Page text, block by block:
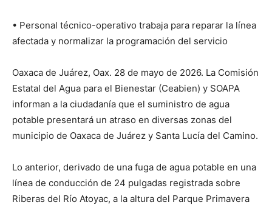
• Personal técnico-operativo trabaja para reparar la línea
afectada y normalizar la programación del servicio
Oaxaca de Juárez, Oax. 28 de mayo de 2026. La Comisión
Estatal del Agua para el Bienestar (Ceabien) y SOAPA
informan a la ciudadanía que el suministro de agua
potable presentará un atraso en diversas zonas del
municipio de Oaxaca de Juárez y Santa Lucía del Camino.
Lo anterior, derivado de una fuga de agua potable en una
línea de conducción de 24 pulgadas registrada sobre
Riberas del Río Atoyac, a la altura del Parque Primavera